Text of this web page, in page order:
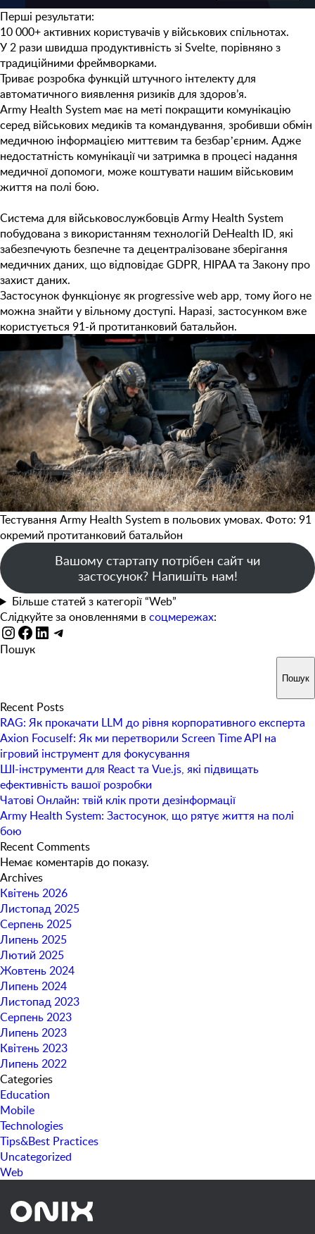
Перші результати:
10 000+ активних користувачів у військових спільнотах.
У 2 рази швидша продуктивність зі Svelte, порівняно з
традиційними фреймворками.
Триває розробка функцій штучного інтелекту для
автоматичного виявлення ризиків для здоров’я.
Army Health System має на меті покращити комунікацію
серед військових медиків та командування, зробивши обмін
медичною інформацією миттєвим та безбарʼєрним. Адже
недостатність комунікації чи затримка в процесі надання
медичної допомоги, може коштувати нашим військовим
життя на полі бою.
Система для військовослужбовців Army Health System
побудована з використанням технологій DeHealth ID, які
забезпечують безпечне та децентралізоване зберігання
медичних даних, що відповідає GDPR, HIPAA та Закону про
захист даних.
Застосунок функціонує як progressive web app, тому його не
можна знайти у вільному доступі. Наразі, застосунком вже
користується 91-й протитанковий батальйон.
Тестування Army Health System в польових умовах. Фото: 91
окремий протитанковий батальйон
Вашому стартапу потрібен сайт чи
застосунок? Напишіть нам!
Більше статей з категорії “Web”
Слідкуйте за оновленнями всоцмережах:
Instagram
Facebook
LinkedIn
Telegram
Пошук
Пошук
Recent Posts
RAG: Як прокачати LLM до рівня корпоративного експерта
Axion Focuself: Як ми перетворили Screen Time API на
ігровий інструмент для фокусування
ШІ-інструменти для React та Vue.js, які підвищать
ефективність вашої розробки
Чатові Онлайн: твій клік проти дезінформації
Army Health System: Застосунок, що рятує життя на полі
бою
Recent Comments
Немає коментарів до показу.
Archives
Квітень 2026
Листопад 2025
Серпень 2025
Липень 2025
Лютий 2025
Жовтень 2024
Липень 2024
Листопад 2023
Серпень 2023
Липень 2023
Квітень 2023
Липень 2022
Categories
Education
Mobile
Technologies
Tips&Best Practices
Uncategorized
Web